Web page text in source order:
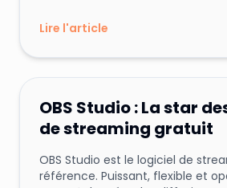
Lire l'article
T Team Streamfizz
OBS Studio : La star
de streaming gratuit
OBS Studio est le logiciel de
référence. Puissant, flexible et